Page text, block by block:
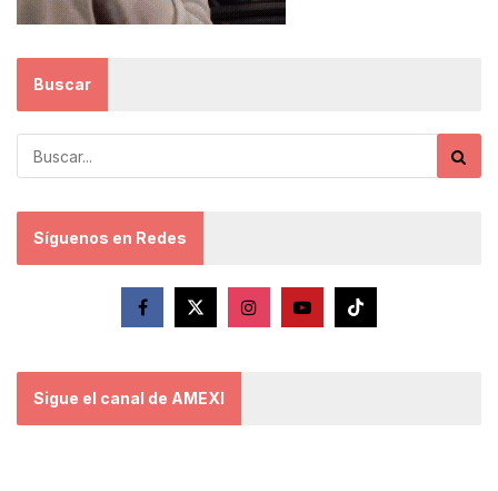
Buscar
Síguenos en Redes
Sigue el canal de AMEXI